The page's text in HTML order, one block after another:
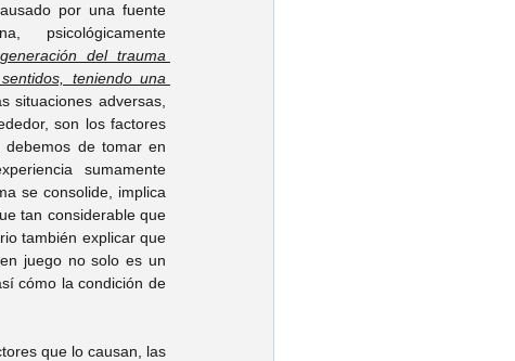
por una fuente
psicológicamente
del trauma
teniendo una
situaciones adversas,
son los factores
de tomar en
sumamente
se consolide, implica
tan considerable que
también explicar que
juego no solo es un
cómo la condición de
que lo causan, las